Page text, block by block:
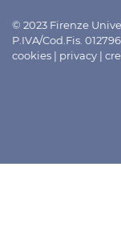
© 2023 Firenze
P.IVA/Cod.Fis.
cookies | privacy |